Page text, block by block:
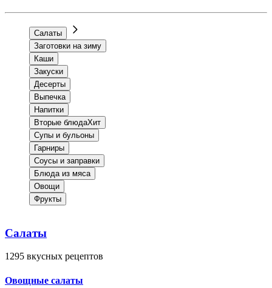
Салаты
Заготовки на зиму
Каши
Закуски
Десерты
Выпечка
Напитки
Вторые блюдаХит
Супы и бульоны
Гарниры
Соусы и заправки
Блюда из мяса
Овощи
Фрукты
Салаты
1295 вкусных рецептов
Овощные салаты